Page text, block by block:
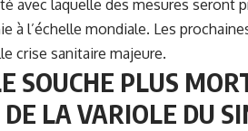
avec laquelle des mesures seront
à l’échelle mondiale. Les
crise sanitaire majeure.
SOUCHE PLUS
LA VARIOLE DU